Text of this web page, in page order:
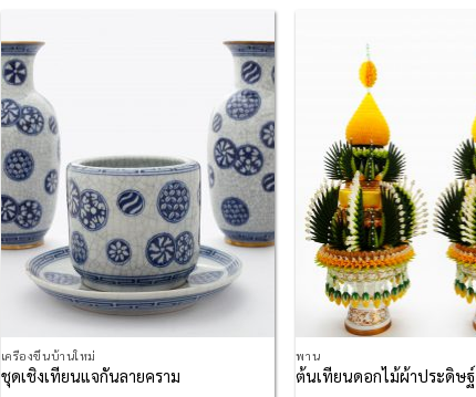
Add to
Wishlist
เครื่องขึ้นบ้านใหม่
ชุดเชิงเทียนแจกันลายคราม
พาน
ต้นเทียนดอกไม้ผ้าประดิษฐ์